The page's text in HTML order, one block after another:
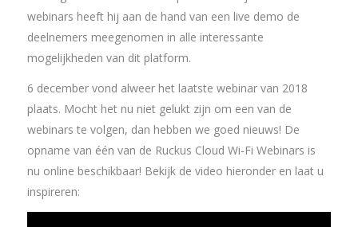
webinars heeft hij aan de hand van een live demo de
deelnemers meegenomen in alle interessante
mogelijkheden van dit platform.
6 december vond alweer het laatste webinar van 2018
plaats. Mocht het nu niet gelukt zijn om een van de
webinars te volgen, dan hebben we goed nieuws! De
opname van één van de Ruckus Cloud Wi-Fi Webinars is
nu online beschikbaar! Bekijk de video hieronder en laat u
inspireren: